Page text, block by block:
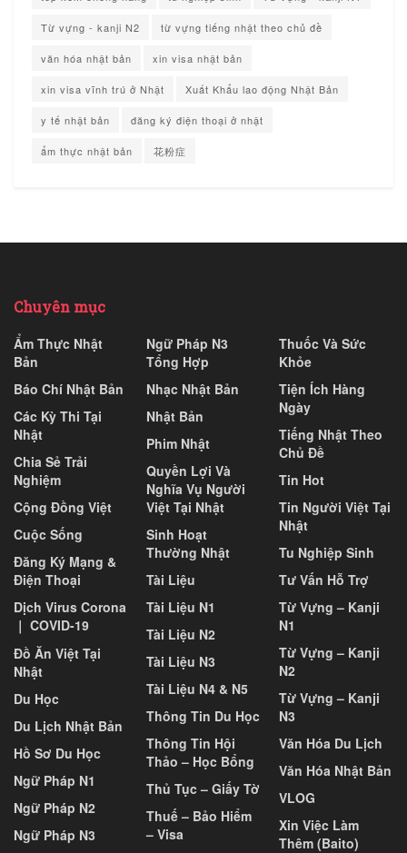
Từ vựng - kanji N2 từ vựng tiếng nhật theo chủ đề
văn hóa nhật bản xin visa nhật bản
xin visa vĩnh trú ở Nhật Xuất Khẩu lao động Nhật Bản
y tế nhật bản đăng ký điện thoại ở nhật
ẩm thực nhật bản 花粉症
Chuyên mục
Ẩm Thực Nhật
Bản
Báo Chí Nhật Bản
Các Kỳ Thi Tại
Nhật
Chia Sẻ Trải
Nghiệm
Cộng Đồng Việt
Cuộc Sống
Đăng Ký Mạng &
Điện Thoại
Dịch Virus Corona
｜ COVID-19
Đồ Ăn Việt Tại
Nhật
Du Học
Du Lịch Nhật Bản
Hồ Sơ Du Học
Ngữ Pháp N1
Ngữ Pháp N2
Ngữ Pháp N3
Ngữ Pháp N3
Tổng Hợp
Nhạc Nhật Bản
Nhật Bản
Phim Nhật
Quyền Lợi Và
Nghĩa Vụ Người
Việt Tại Nhật
Sinh Hoạt
Thường Nhật
Tài Liệu
Tài Liệu N1
Tài Liệu N2
Tài Liệu N3
Tài Liệu N4 & N5
Thông Tin Du Học
Thông Tin Hội
Thảo – Học Bổng
Thủ Tục – Giấy Tờ
Thuế – Bảo Hiểm
– Visa
Thuốc Và Sức
Khỏe
Tiện Ích Hàng
Ngày
Tiếng Nhật Theo
Chủ Đề
Tin Hot
Tin Người Việt Tại
Nhật
Tu Nghiệp Sinh
Tư Vấn Hỗ Trợ
Từ Vựng – Kanji
N1
Từ Vựng – Kanji
N2
Từ Vựng – Kanji
N3
Văn Hóa Du Lịch
Văn Hóa Nhật Bản
VLOG
Xin Việc Làm
Thêm (Baito)